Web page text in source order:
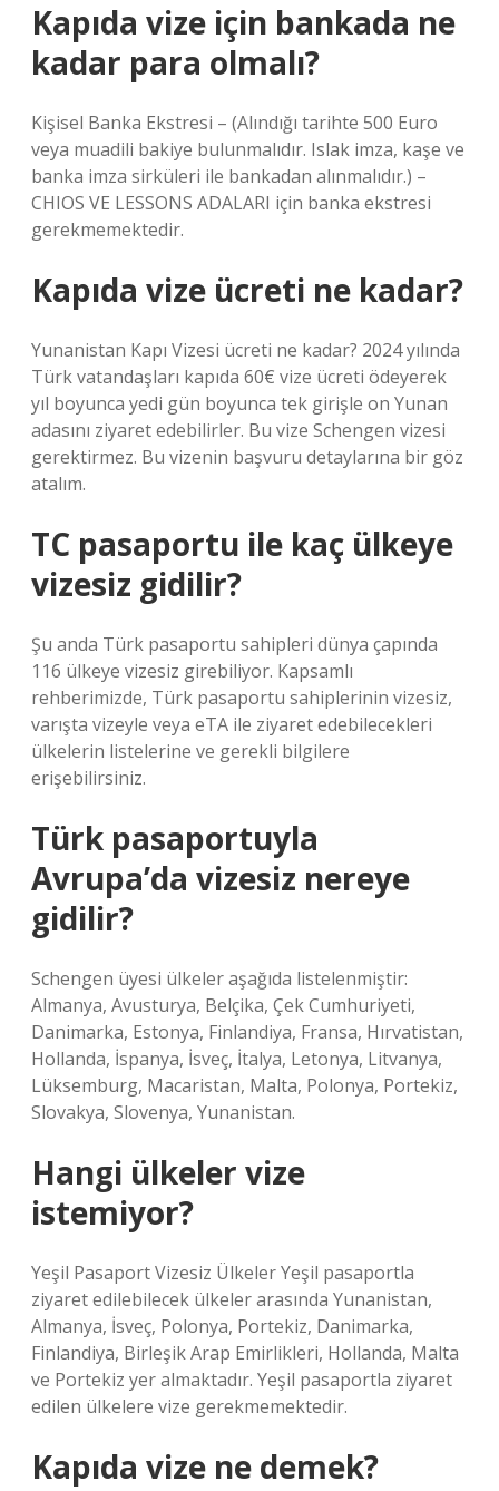
Kapıda vize için bankada ne
kadar para olmalı?
Kişisel Banka Ekstresi – ​​(Alındığı tarihte 500 Euro
veya muadili bakiye bulunmalıdır. Islak imza, kaşe ve
banka imza sirküleri ile bankadan alınmalıdır.) –
CHIOS VE LESSONS ADALARI için banka ekstresi
gerekmemektedir.
Kapıda vize ücreti ne kadar?
Yunanistan Kapı Vizesi ücreti ne kadar? 2024 yılında
Türk vatandaşları kapıda 60€ vize ücreti ödeyerek
yıl boyunca yedi gün boyunca tek girişle on Yunan
adasını ziyaret edebilirler. Bu vize Schengen vizesi
gerektirmez. Bu vizenin başvuru detaylarına bir göz
atalım.
TC pasaportu ile kaç ülkeye
vizesiz gidilir?
Şu anda Türk pasaportu sahipleri dünya çapında
116 ülkeye vizesiz girebiliyor. Kapsamlı
rehberimizde, Türk pasaportu sahiplerinin vizesiz,
varışta vizeyle veya eTA ile ziyaret edebilecekleri
ülkelerin listelerine ve gerekli bilgilere
erişebilirsiniz.
Türk pasaportuyla
Avrupa’da vizesiz nereye
gidilir?
Schengen üyesi ülkeler aşağıda listelenmiştir:
Almanya, Avusturya, Belçika, Çek Cumhuriyeti,
Danimarka, Estonya, Finlandiya, Fransa, Hırvatistan,
Hollanda, İspanya, İsveç, İtalya, Letonya, Litvanya,
Lüksemburg, Macaristan, Malta, Polonya, Portekiz,
Slovakya, Slovenya, Yunanistan.
Hangi ülkeler vize
istemiyor?
Yeşil Pasaport Vizesiz Ülkeler Yeşil pasaportla
ziyaret edilebilecek ülkeler arasında Yunanistan,
Almanya, İsveç, Polonya, Portekiz, Danimarka,
Finlandiya, Birleşik Arap Emirlikleri, Hollanda, Malta
ve Portekiz yer almaktadır. Yeşil pasaportla ziyaret
edilen ülkelere vize gerekmemektedir.
Kapıda vize ne demek?